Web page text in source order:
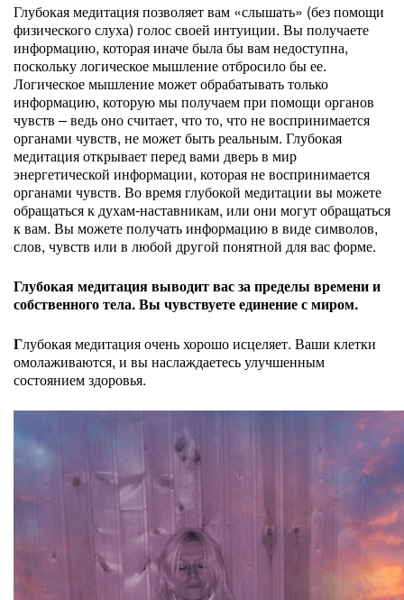
Глубокая медитация позволяет вам «слышать» (без помощи
физического слуха) голос своей интуиции. Вы получаете
информацию, которая иначе была бы вам недоступна,
поскольку логическое мышление отбросило бы ее.
Логическое мышление может обрабатывать только
информацию, которую мы получаем при помощи органов
чувств – ведь оно считает, что то, что не воспринимается
органами чувств, не может быть реальным. Глубокая
медитация открывает перед вами дверь в мир
энергетической информации, которая не воспринимается
органами чувств. Во время глубокой медитации вы можете
обращаться к духам-наставникам, или они могут обращаться
к вам. Вы можете получать информацию в виде символов,
слов, чувств или в любой другой понятной для вас форме.
Глубокая медитация выводит вас за пределы времени и
собственного тела. Вы чувствуете единение с миром.
Глубокая медитация очень хорошо исцеляет. Ваши клетки
омолаживаются, и вы наслаждаетесь улучшенным
состоянием здоровья.